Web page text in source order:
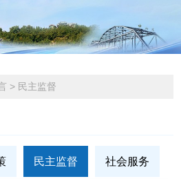
> 民主监督
民主监督 社会服务